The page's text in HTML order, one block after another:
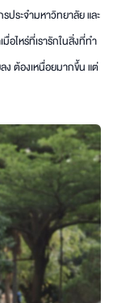
ระจำมหาวิทยาลัย และ
อไหร่ที่เรารักในสิ่งที่ทำ
ง ต้องเหนื่อยมากขึ้น แต่